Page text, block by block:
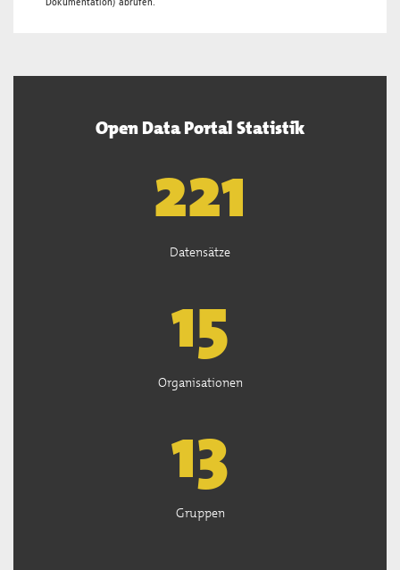
Open Data Portal Statistik
222
Datensätze
15
Organisationen
13
Gruppen